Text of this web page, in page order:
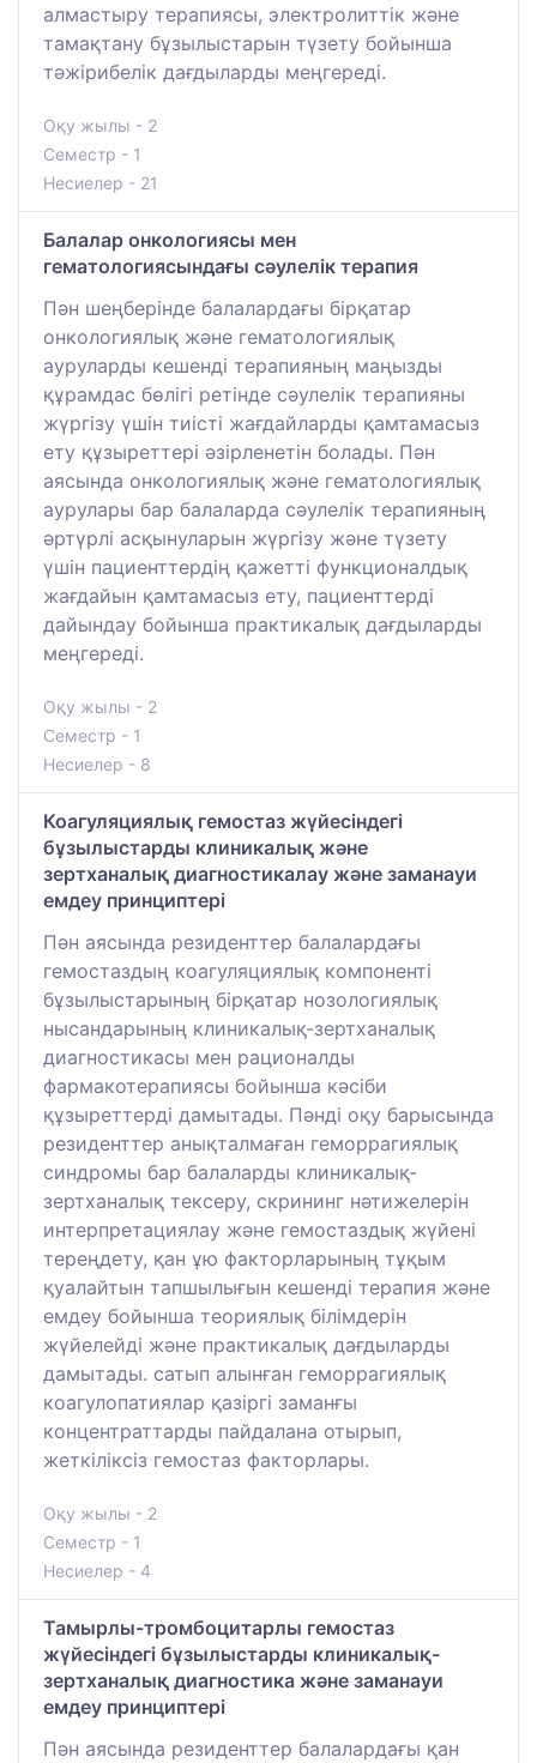
алмастыру терапиясы, электролиттік және
тамақтану бұзылыстарын түзету бойынша
тәжірибелік дағдыларды меңгереді.
Оқу жылы - 2
Семестр - 1
Несиелер - 21
Балалар онкологиясы мен
гематологиясындағы сәулелік терапия
Пән шеңберінде балалардағы бірқатар
онкологиялық және гематологиялық
ауруларды кешенді терапияның маңызды
құрамдас бөлігі ретінде сәулелік терапияны
жүргізу үшін тиісті жағдайларды қамтамасыз
ету құзыреттері әзірленетін болады. Пән
аясында онкологиялық және гематологиялық
аурулары бар балаларда сәулелік терапияның
әртүрлі асқынуларын жүргізу және түзету
үшін пациенттердің қажетті функционалдық
жағдайын қамтамасыз ету, пациенттерді
дайындау бойынша практикалық дағдыларды
меңгереді.
Оқу жылы - 2
Семестр - 1
Несиелер - 8
Коагуляциялық гемостаз жүйесіндегі
бұзылыстарды клиникалық және
зертханалық диагностикалау және заманауи
емдеу принциптері
Пән аясында резиденттер балалардағы
гемостаздың коагуляциялық компоненті
бұзылыстарының бірқатар нозологиялық
нысандарының клиникалық-зертханалық
диагностикасы мен рационалды
фармакотерапиясы бойынша кәсіби
құзыреттерді дамытады. Пәнді оқу барысында
резиденттер анықталмаған геморрагиялық
синдромы бар балаларды клиникалық-
зертханалық тексеру, скрининг нәтижелерін
интерпретациялау және гемостаздық жүйені
тереңдету, қан ұю факторларының тұқым
қуалайтын тапшылығын кешенді терапия және
емдеу бойынша теориялық білімдерін
жүйелейді және практикалық дағдыларды
дамытады. сатып алынған геморрагиялық
коагулопатиялар қазіргі заманғы
концентраттарды пайдалана отырып,
жеткіліксіз гемостаз факторлары.
Оқу жылы - 2
Семестр - 1
Несиелер - 4
Тамырлы-тромбоцитарлы гемостаз
жүйесіндегі бұзылыстарды клиникалық-
зертханалық диагностика және заманауи
емдеу принциптері
Пән аясында резиденттер балалардағы қан